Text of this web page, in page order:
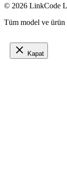
© 2026 LinkCode
Tüm model ve ürün
Kapat